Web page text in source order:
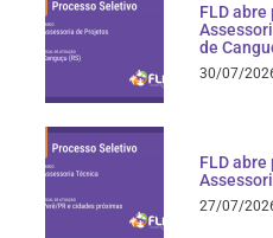
FLD
de
30/07/
FLD
27/07/